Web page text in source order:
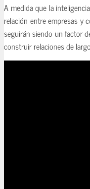
A medida que la
relación entre empresas y
seguirán siendo un factor
construir relaciones de